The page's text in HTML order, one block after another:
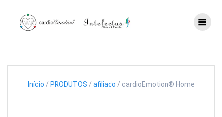
content
Início / PRODUTOS / afiliado / cardioEmotion® Home